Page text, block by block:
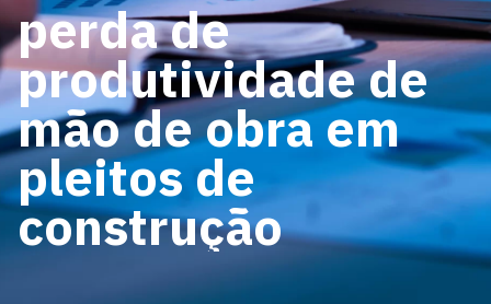
perda de
produtividade de
mão de obra em
pleitos de
construção